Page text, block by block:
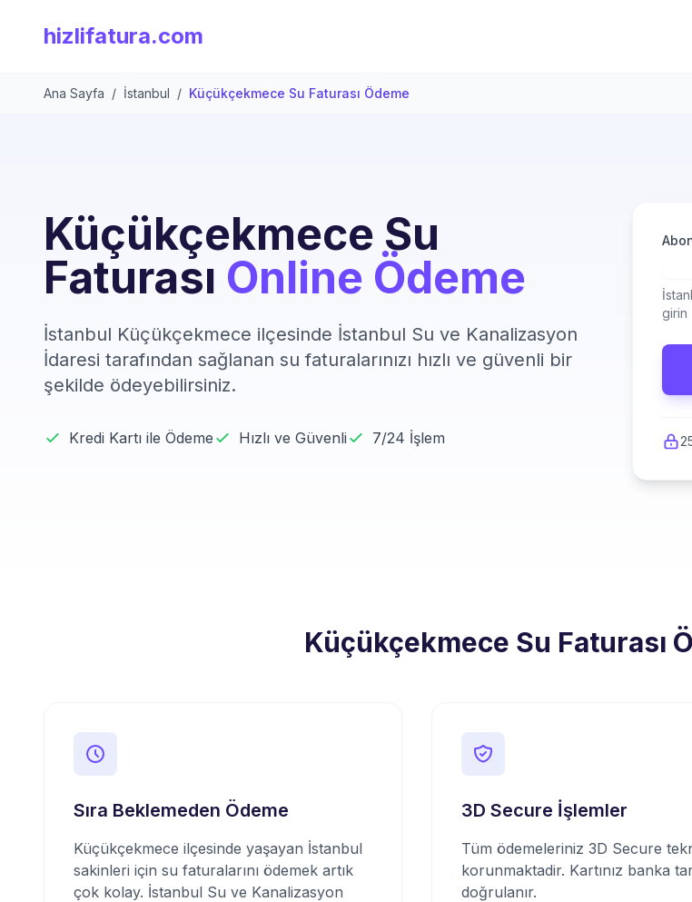
hizlifatura.com
Ana Sayfa / İstanbul / Küçükçekmece Su Faturası Ödeme
Küçükçekmece Su
Faturası Online Ödeme
İstanbul Küçükçekmece ilçesinde İstanbul Su ve Kanalizasyon
İdaresi tarafından sağlanan su faturalarınızı hızlı ve güvenli bir
şekilde ödeyebilirsiniz.
Kredi Kartı ile Ödeme Hızlı ve Güvenli 7/24 İşlem
girin
Küçükçekmece Su Faturası
Sıra Beklemeden Ödeme
Küçükçekmece ilçesinde yaşayan İstanbul
sakinleri için su faturalarını ödemek artık
çok kolay. İstanbul Su ve Kanalizasyon
3D Secure İşlemler
Tüm ödemeleriniz 3D Secure
korunmaktadir. Kartınız banka
doğrulanır.